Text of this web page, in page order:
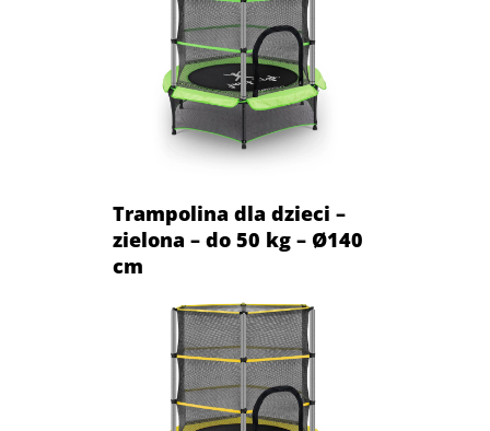
Trampolina dla dzieci –
zielona – do 50 kg – Ø140
cm